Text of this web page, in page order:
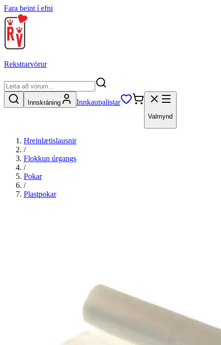
Fara beint í efni
Rekstrarvörur
Innskráning Innkaupalistar
Valmynd
Hreinlætislausnir
/
Flokkun úrgangs
/
Pokar
/
Plastpokar